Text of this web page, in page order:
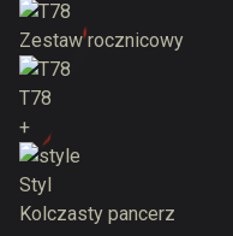
Zestaw rocznicowy
T78
+
Styl
Kolczasty pancerz